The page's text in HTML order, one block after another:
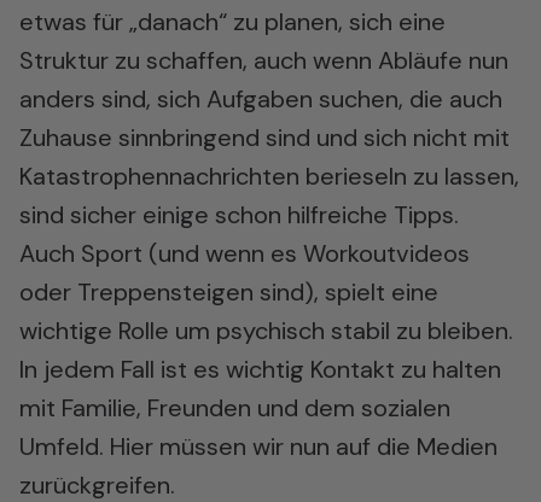
etwas für „danach“ zu planen, sich eine
Struktur zu schaffen, auch wenn Abläufe nun
anders sind, sich Aufgaben suchen, die auch
Zuhause sinnbringend sind und sich nicht mit
Katastrophennachrichten berieseln zu lassen,
sind sicher einige schon hilfreiche Tipps.
Auch Sport (und wenn es Workoutvideos
oder Treppensteigen sind), spielt eine
wichtige Rolle um psychisch stabil zu bleiben.
In jedem Fall ist es wichtig Kontakt zu halten
mit Familie, Freunden und dem sozialen
Umfeld. Hier müssen wir nun auf die Medien
zurückgreifen.